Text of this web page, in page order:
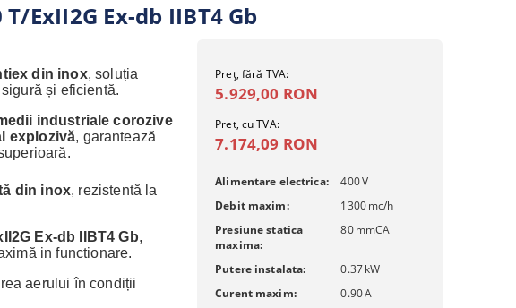
ExII2G Ex-db IIBT4 Gb
din inox, soluția
și eficientă.
industriale corozive
explozivă, garantează
din inox, rezistentă la
Ex-db IIBT4 Gb,
in functionare.
aerului în condiții
Preţ, fără TVA:
5.929,00 RON
Pret, cu TVA:
7.174,09 RON
Alimentare electrica: 400V
Debit maxim:
1300mc/h
Presiune statica
maxima:
80mmCA
Putere instalata: 0.37kW
Curent maxim:
0.90A